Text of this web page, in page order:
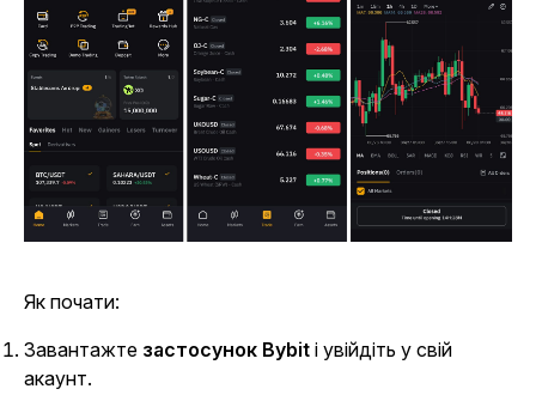
Як почати:
Завантажте застосунок Bybit і увійдіть у свій
акаунт.